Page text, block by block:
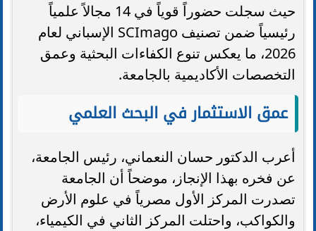
حيث سجلت حضوراً قوياً في 14 مجالاً علمياً
رئيسياً ضمن تصنيف SCImago الإسباني لعام
2026، ما يعكس تنوع الكفاءات البحثية وعمق
التخصصات الأكاديمية بالجامعة.
عمق الاستثمار في البحث العلمي
أعرب الدكتور حسان النعماني، رئيس الجامعة،
عن فخره بهذا الإنجاز، موضحاً أن الجامعة
تصدرت المركز الأول مصرياً في علوم الأرض
والكواكب، واحتلت المركز الثاني في الكيمياء،